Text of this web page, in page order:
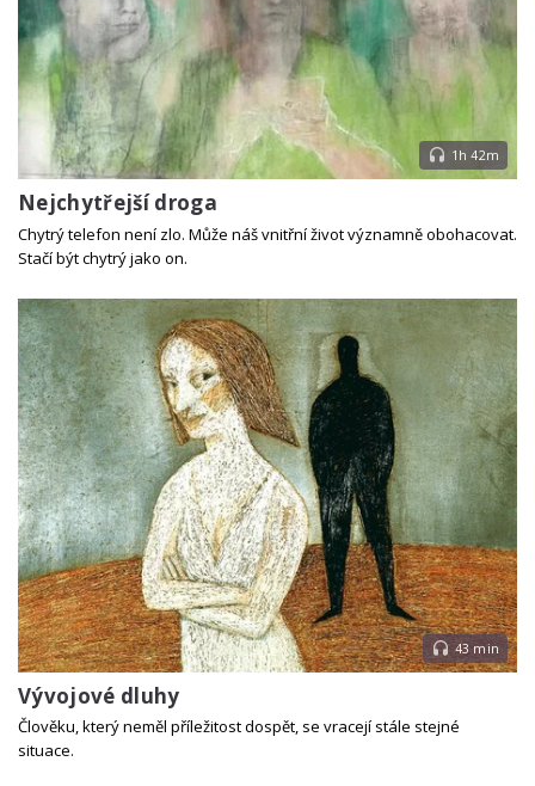
1h 42m
Nejchytřejší droga
Chytrý telefon není zlo. Může náš vnitřní život významně obohacovat.
Stačí být chytrý jako on.
43 min
Vývojové dluhy
Člověku, který neměl příležitost dospět, se vracejí stále stejné
situace.